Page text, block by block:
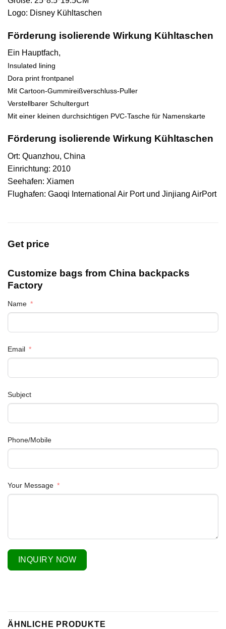
Logo: Disney Kühltaschen
Förderung isolierende Wirkung Kühltaschen
Ein Hauptfach,
Insulated lining
Dora print frontpanel
Mit Cartoon-Gummireißverschluss-Puller
Verstellbarer Schultergurt
Mit einer kleinen durchsichtigen PVC-Tasche für Namenskarte
Förderung isolierende Wirkung Kühltaschen
Ort: Quanzhou, China
Einrichtung: 2010
Seehafen: Xiamen
Flughafen: Gaoqi International Air Port und Jinjiang AirPort
Get price
Customize bags from China backpacks
Factory
Name
Email
Subject
Phone/Mobile
Your Message
INQUIRY NOW
ÄHNLICHE PRODUKTE